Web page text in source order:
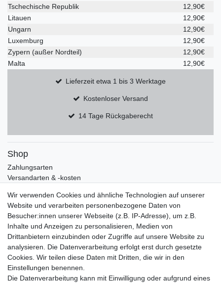
Tschechische Republik
12,90€
Litauen
12,90€
Ungarn
12,90€
Luxemburg
12,90€
Zypern (außer Nordteil)
12,90€
Malta
12,90€
Lieferzeit etwa 1 bis 3 Werktage
Kostenloser Versand
14 Tage Rückgaberecht
Shop
Zahlungsarten
Versandarten & -kosten
Warenkorb
Zur Kasse
Mein Konto
Registrieren
Anmelden
Unternehmen
Kontakt
Wir verwenden Cookies und ähnliche Technologien auf unserer
Website und verarbeiten personenbezogene Daten von
Besucher:innen unserer Webseite (z.B. IP-Adresse), um z.B.
Inhalte und Anzeigen zu personalisieren, Medien von
Drittanbietern einzubinden oder Zugriffe auf unsere Website zu
analysieren. Die Datenverarbeitung erfolgt erst durch gesetzte
Cookies. Wir teilen diese Daten mit Dritten, die wir in den
Einstellungen benennen.
Die Datenverarbeitung kann mit Einwilligung oder aufgrund eines